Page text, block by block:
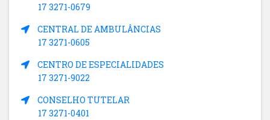
17 3271-0679
CENTRAL DE AMBULÂNCIAS
17 3271-0605
CENTRO DE ESPECIALIDADES
17 3271-9022
CONSELHO TUTELAR
17 3271-0401